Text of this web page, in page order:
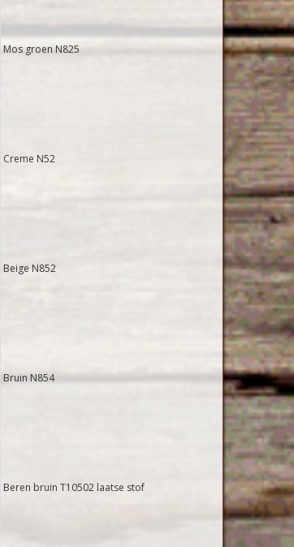
Mos groen N825
Creme N52
Beige N852
Bruin N854
Beren bruin T10502 laatse stof